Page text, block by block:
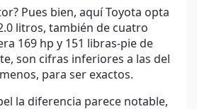
Pues bien, aquí Toyota opta
litros, también de cuatro
169 hp y 151 libras-pie de
son cifras inferiores a las del
para ser exactos.
la diferencia parece notable,